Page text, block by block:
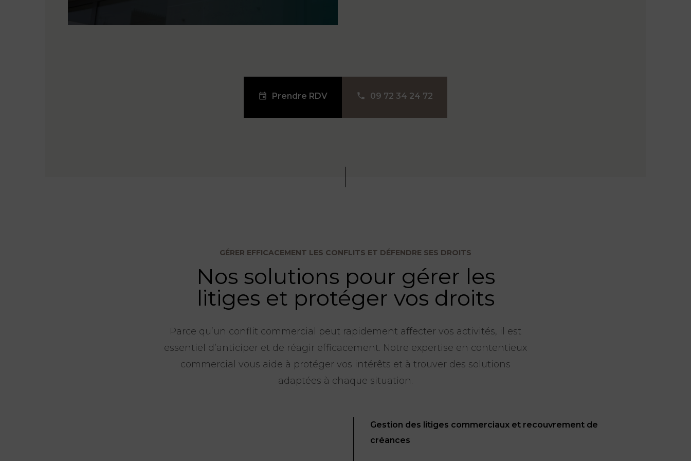
Prendre RDV 09 72 34 24 72
GÉRER EFFICACEMENT LES CONFLITS ET DÉFENDRE SES DROITS
Nos solutions pour gérer les
litiges et protéger vos droits
Parce qu’un conflit commercial peut rapidement affecter vos activités, il est
essentiel d’anticiper et de réagir efficacement. Notre expertise en contentieux
commercial vous aide à protéger vos intérêts et à trouver des solutions
adaptées à chaque situation.
Gestion des litiges commerciaux et recouvrement de
créances